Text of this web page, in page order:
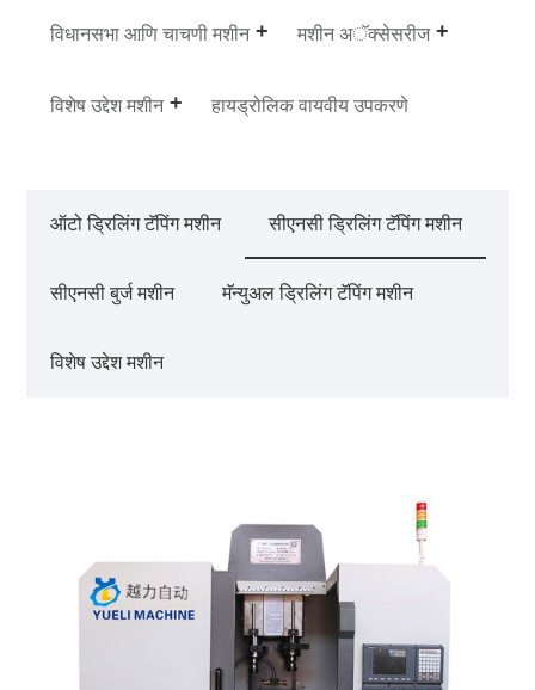
विधानसभा आणि चाचणी मशीन मशीन अॅक्सेसरीज
विशेष उद्देश मशीन हायड्रोलिक वायवीय उपकरणे
ऑटो ड्रिलिंग टॅपिंग मशीन सीएनसी ड्रिलिंग टॅपिंग मशीन
सीएनसी बुर्ज मशीन मॅन्युअल ड्रिलिंग टॅपिंग मशीन
विशेष उद्देश मशीन